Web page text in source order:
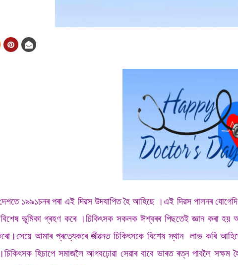
১৯৯১চনৰ পৰা এই দিৱস উদযাপিত হৈ আহিছে ।এই দিৱস পালনৰ
ভূমিকা গ্ৰহণ কৰে ।চিকিৎসক সকলক ঈশ্বৰৰ পিছতেই জ্ঞান কৰা হয়
আমাৰ প্ৰত্যেকৰে জীৱনত চিকিৎসকে বিশেষ স্থান লাভ কৰি
হিচাপে সমাজলৈ আগবঢ়োৱা সেৱাৰ বাবে ভাৰত ৰত্ন পাবলৈ সক্ষম